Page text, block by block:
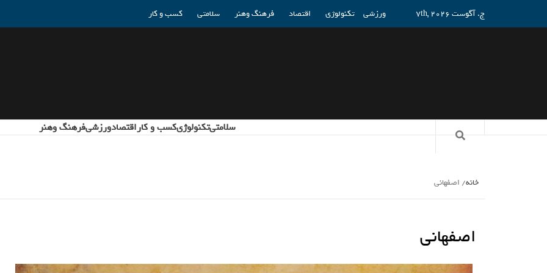
ج. آگوست 7th, 2026 ورزشی تکنولوژی اقتصاد فرهنگ وهنر سلامتی کسب و کار
سلامتیتکنولوژیکسب و کاراقتصادورزشیفرهنگ وهنر
خانه اصفهانی
اصفهانی